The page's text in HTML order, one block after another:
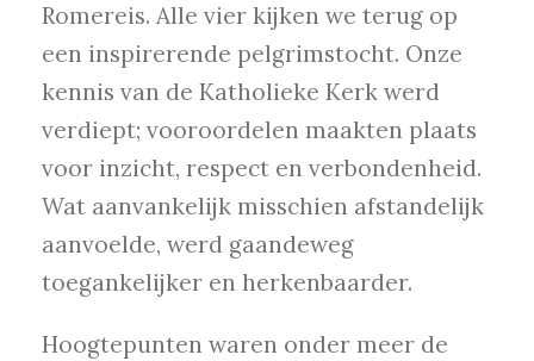
Romereis. Alle vier kijken we terug op
een inspirerende pelgrimstocht. Onze
kennis van de Katholieke Kerk werd
verdiept; vooroordelen maakten plaats
voor inzicht, respect en verbondenheid.
Wat aanvankelijk misschien afstandelijk
aanvoelde, werd gaandeweg
toegankelijker en herkenbaarder.
Hoogtepunten waren onder meer de